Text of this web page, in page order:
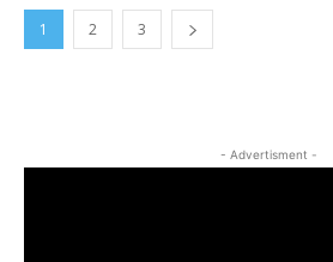
1 2 3
- Advertisment -